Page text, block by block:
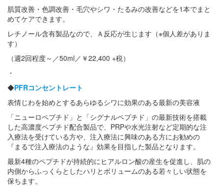
肌質改善・色調改善・毛穴やシワ・たるみの改善などを1本でまと
めてケアできます。
レチノール含有製品なので、Ａ反応が生じます（※個人差がありま
す）
（週2回程度～／50ml／￥22,400 +税）
・
◆PFRコンセントレート
表情じわを始めとするあらゆるシワに効果のある最新の美容液
「ニューロペプチド」と「シグナルペプチド」の最新技術を搭載
した高濃度ペプチド配合製品で、PRPや水光注射など定期的な注
入療法を受けている方や、注入療法に興味のある方にお勧めの
『まるで注入療法のような』効果を目指した製品となります。
最新4種のペプチドが持続的にヒアルロン酸の産生を促進し、肌の
内側からふっくらとしたハリとボリュームのある若々しい状態を
保ちます。